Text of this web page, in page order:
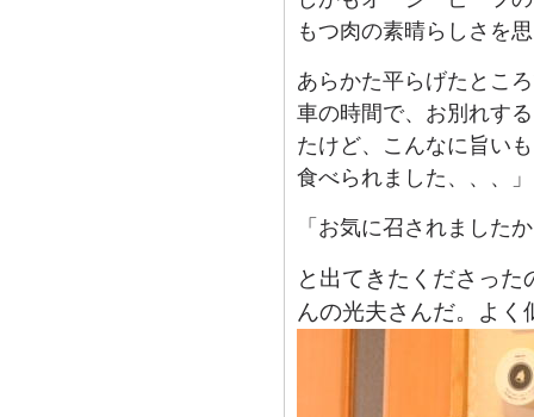
もつ肉の素晴らしさを
あらかた平らげたとこ
車の時間で、お別れす
たけど、こんなに旨い
食べられました、、、
「お気に召されました
と出てきたくださっ
んの光夫さんだ。よく